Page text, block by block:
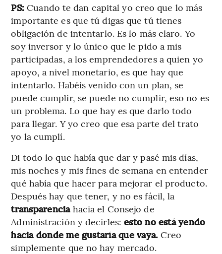
PS: Cuando te dan capital yo creo que lo más
importante es que tú digas que tú tienes
obligación de intentarlo. Es lo más claro. Yo
soy inversor y lo único que le pido a mis
participadas, a los emprendedores a quien yo
apoyo, a nivel monetario, es que hay que
intentarlo. Habéis venido con un plan, se
puede cumplir, se puede no cumplir, eso no es
un problema. Lo que hay es que darlo todo
para llegar. Y yo creo que esa parte del trato
yo la cumplí.
Di todo lo que había que dar y pasé mis días,
mis noches y mis fines de semana en entender
qué había que hacer para mejorar el producto.
Después hay que tener, y no es fácil, la
transparencia hacia el Consejo de
Administración y decirles:esto no está yendo
hacia donde me gustaría que vaya. Creo
simplemente que no hay mercado.